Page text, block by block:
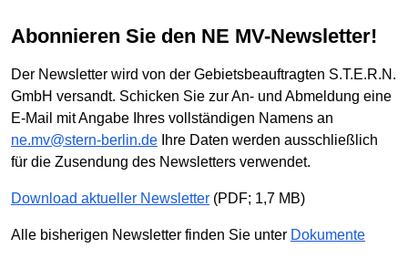
Abonnieren Sie den NE MV-Newsletter!
Der Newsletter wird von der Gebietsbeauftragten S.T.E.R.N.
GmbH versandt. Schicken Sie zur An- und Abmeldung eine
E-Mail mit Angabe Ihres vollständigen Namens an
ne.mv@stern-berlin.de Ihre Daten werden ausschließlich
für die Zusendung des Newsletters verwendet.
Download aktueller Newsletter (PDF; 1,7 MB)
Alle bisherigen Newsletter finden Sie unter Dokumente